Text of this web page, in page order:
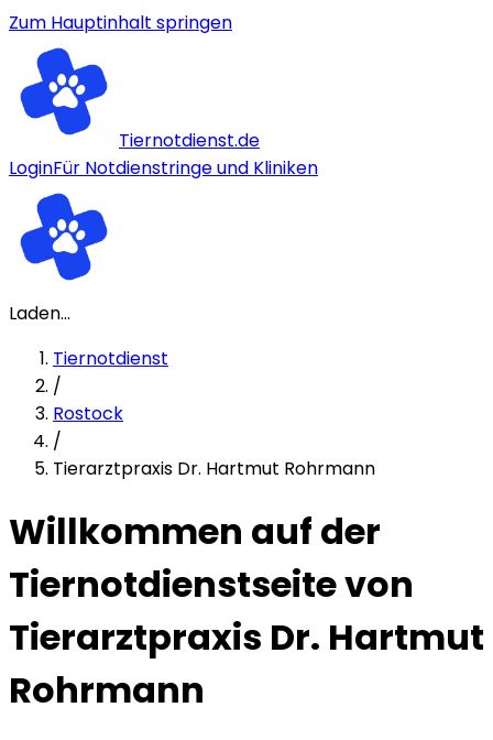
Zum Hauptinhalt springen
Tiernotdienst.de
LoginFür Notdienstringe und Kliniken
Laden...
Tiernotdienst
/
Rostock
/
Tierarztpraxis Dr. Hartmut Rohrmann
Willkommen auf der
Tiernotdienstseite von
Tierarztpraxis Dr. Hartmut
Rohrmann